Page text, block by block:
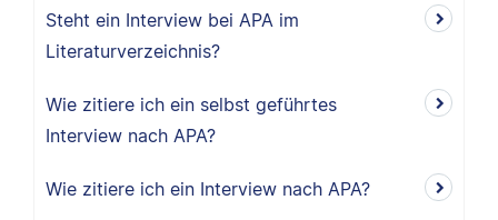
Steht ein Interview bei APA im
Literaturverzeichnis?
Wie zitiere ich ein selbst geführtes
Interview nach APA?
Wie zitiere ich ein Interview nach APA?